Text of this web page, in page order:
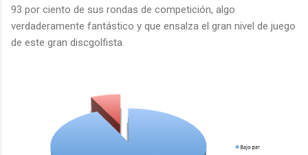
93 por ciento de sus rondas de competición, algo
verdaderamente fantástico y que ensalza el gran nivel de juego
de este gran discgolfista.